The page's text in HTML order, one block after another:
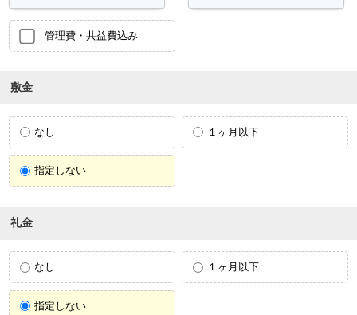
管理費・共益費込み
敷金
なし １ヶ月以下
指定しない
礼金
なし １ヶ月以下
指定しない